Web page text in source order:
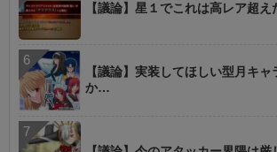
【議論】星１でこれは高レア超え
【議論】実装してほしい型月キ
か…